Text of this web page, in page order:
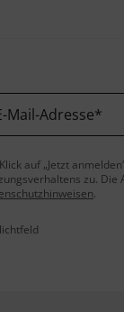
Mail-Adresse*
auf „Jetzt
zu.
.